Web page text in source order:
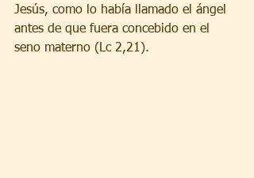
Jesús, como lo había llamado el ángel
antes de que fuera concebido en el
seno materno (Lc 2,21).